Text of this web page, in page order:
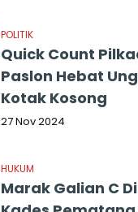
POLITIK
Quick Count
Paslon Hebat
Kotak Kosong
27 Nov 2024
HUKUM
Marak Galian C